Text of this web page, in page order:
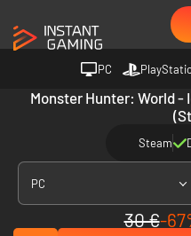
PC
Monster Hunter: World -
Steam
PC
30 €-